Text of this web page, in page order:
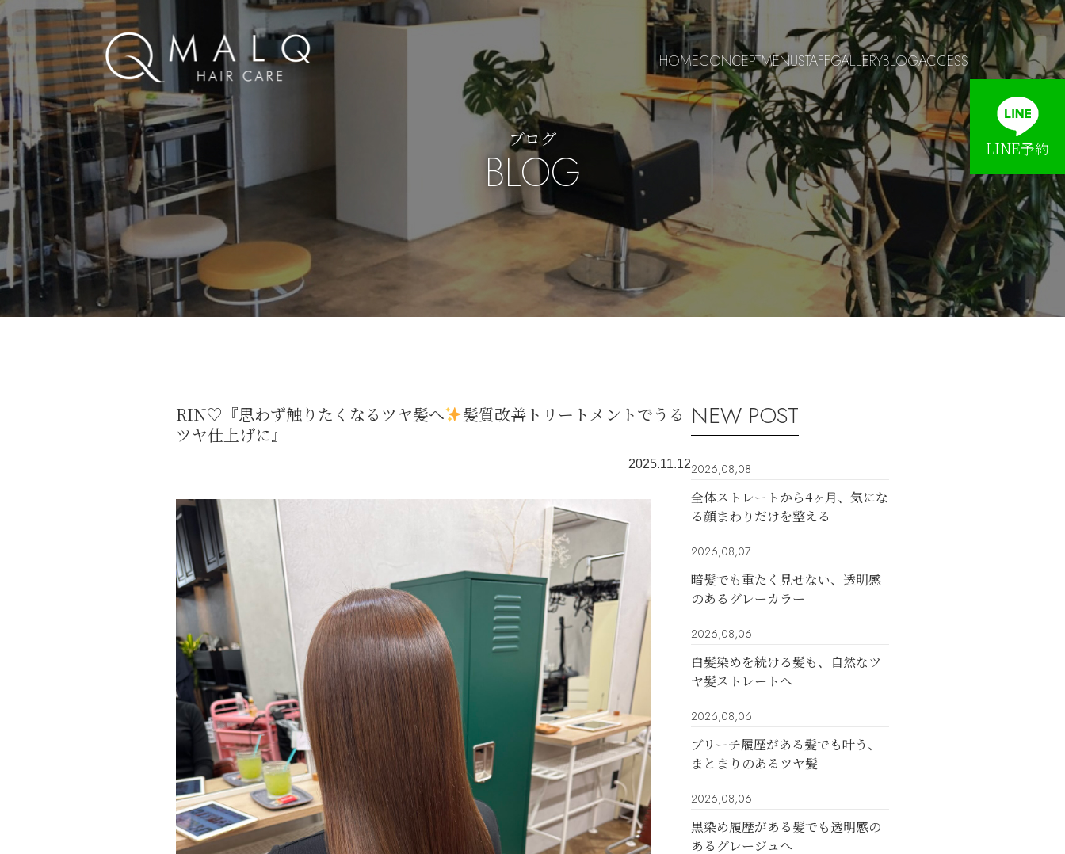
HOMECONCEPTMENUSTAFFGALLERYBLOGACCESS
ブログ
BLOG
RIN♡『思わず触りたくなるツヤ髪へ
髪質改善トリートメントでうる
ツヤ仕上げに』
2025.11.12
NEW POST
2026,08,08
全体ストレートから4ヶ月、気にな
る顔まわりだけを整える
2026,08,07
暗髪でも重たく見せない、透明感
のあるグレーカラー
2026,08,06
白髪染めを続ける髪も、自然なツ
ヤ髪ストレートへ
2026,08,06
ブリーチ履歴がある髪でも叶う、
まとまりのあるツヤ髪
2026,08,06
黒染め履歴がある髪でも透明感の
あるグレージュへ
LINE予約